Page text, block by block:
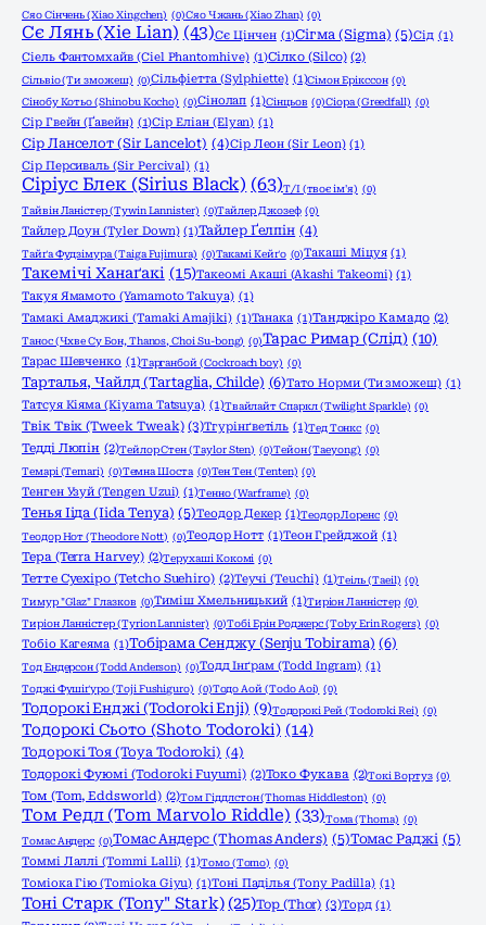
Сяо Сінчень (Xiao Xingchen) (0)Сяо Чжань (Xiao Zhan) (0)
Сє Лянь (Xie Lian) (43)Сє Цінчен (1)Сігма (Sigma) (5)Сід (1)
Сіель Фантомхайв (Ciel Phantomhive) (1)Сілко (Silco) (2)
Сільвіо (Ти зможеш) (0)Сільфіетта (Sylphiette) (1)Сімон Ерікссон (0)
Сінобу Котьо (Shinobu Kocho) (0)Сінолап (1)Сінцьов (0)Сіора (Greedfall) (0)
Сір Гвейн (Ґавейн) (1)Сір Еліан (Elyan) (1)
Сір Ланселот (Sir Lancelot) (4)Сір Леон (Sir Leon) (1)
Сір Персиваль (Sir Percival) (1)
Сіріус Блек (Sirius Black) (63)Т/І (твоє ім'я) (0)
Тайвін Ланістер (Tywin Lannister) (0)Тайлер Джозеф (0)
Тайлер Доун (Tyler Down) (1)Тайлер Ґелпін (4)
Тайґа Фудзімура (Taiga Fujimura) (0)Такамі Кейґо (0)Такаші Міцуя (1)
Такемічі Ханаґакі (15)Такеомі Акаші (Akashi Takeomi) (1)
Такуя Ямамото (Yamamoto Takuya) (1)
Тамакі Амаджикі (Tamaki Amajiki) (1)Танака (1)Танджіро Камадо (2)
Танос (Чхве Су Бон, Thanos, Choi Su-bong) (0)Тарас Римар (Слід) (10)
Тарас Шевченко (1)Тарганбой (Cockroach boy) (0)
Тарталья, Чайлд (Tartaglia, Childe) (6)Тато Норми (Ти зможеш) (1)
Татсуя Кіяма (Kiyama Tatsuya) (1)Твайлайт Спаркл (Twilight Sparkle) (0)
Твік Твік (Tweek Tweak) (3)Тгурінґветіль (1)Тед Тонкс (0)
Тедді Люпін (2)Тейлор Стен (Taylor Sten) (0)Тейон (Taeyong) (0)
Темарі (Temari) (0)Темна Шоста (0)Тен Тен (Tenten) (0)
Тенген Узуй (Tengen Uzui) (1)Тенно (Warframe) (0)
Тенья Ііда (Iida Tenya) (5)Теодор Декер (1)Теодор Лоренс (0)
Теодор Нот (Theodore Nott) (0)Теодор Нотт (1)Теон Грейджой (1)
Тера (Terra Harvey) (2)Терухаші Кокомі (0)
Тетте Суехіро (Tetcho Suehiro) (2)Теучі (Teuchi) (1)Теіль (Taeil) (0)
Тимур "Glaz" Глазков (0)Тиміш Хмельницький (1)Тиріон Ланністер (0)
Тиріон Ланністер (Tyrion Lannister) (0)Тобі Ерін Роджерс (Toby Erin Rogers) (0)
Тобіо Кагеяма (1)Тобірама Сенджу (Senju Tobirama) (6)
Тод Ендерсон (Todd Anderson) (0)Тодд Інґрам (Todd Ingram) (1)
Тоджі Фушіґуро (Toji Fushiguro) (0)Тодо Аой (Todo Aoi) (0)
Тодорокі Енджі (Todoroki Enji) (9)Тодорокі Рей (Todoroki Rei) (0)
Тодорокі Сьото (Shoto Todoroki) (14)
Тодорокі Тоя (Toya Todoroki) (4)
Тодорокі Фуюмі (Todoroki Fuyumi) (2)Токо Фукава (2)Токі Вортуз (0)
Том (Tom, Eddsworld) (2)Том Гіддлстон (Thomas Hiddleston) (0)
Том Редл (Tom Marvolo Riddle) (33)Тома (Thoma) (0)
Томас Андерс (0)Томас Андерс (Thomas Anders) (5)Томас Раджі (5)
Томмі Лаллі (Tommi Lalli) (1)Томо (Tomo) (0)
Томіока Гію (Tomioka Giyu) (1)Тоні Паділья (Tony Padilla) (1)
Тоні Старк (Tony" Stark) (25)Тор (Thor) (3)Торд (1)